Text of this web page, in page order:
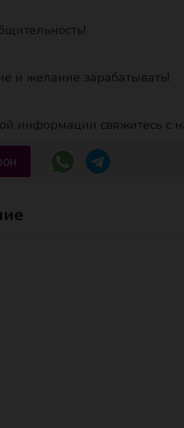
и желание зарабатывать!
информации свяжитесь с